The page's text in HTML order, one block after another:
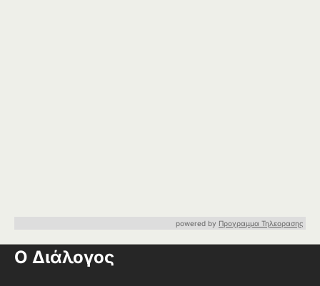
powered by Προγραμμα Τηλεορασης
Ο Διάλογος